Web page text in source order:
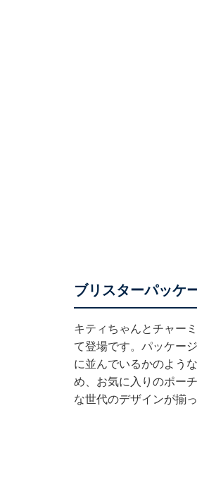
ブリスターパッケ
キティちゃんとチャー
て登場です。パッケー
に並んでいるかのよう
め、お気に入りのポー
な世代のデザインが揃